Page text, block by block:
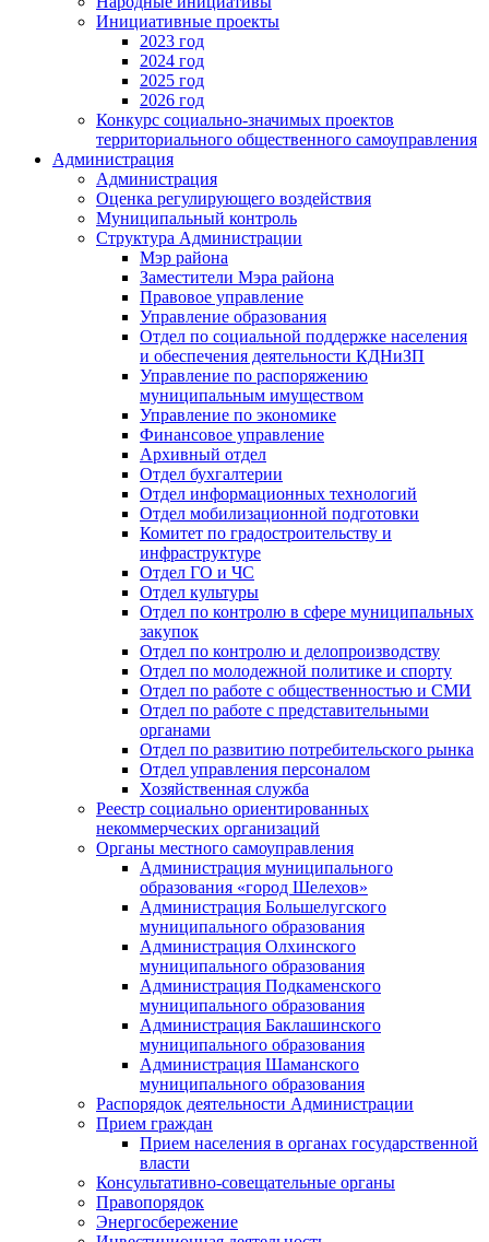
Инициативные проекты
2023 год
2024 год
2025 год
2026 год
Конкурс социально-значимых проектов
территориального общественного самоуправления
Администрация
Администрация
Оценка регулирующего воздействия
Муниципальный контроль
Структура Администрации
Мэр района
Заместители Мэра района
Правовое управление
Управление образования
Отдел по социальной поддержке населения
и обеспечения деятельности КДНиЗП
Управление по распоряжению
муниципальным имуществом
Управление по экономике
Финансовое управление
Архивный отдел
Отдел бухгалтерии
Отдел информационных технологий
Отдел мобилизационной подготовки
Комитет по градостроительству и
инфраструктуре
Отдел ГО и ЧС
Отдел культуры
Отдел по контролю в сфере муниципальных
закупок
Отдел по контролю и делопроизводству
Отдел по молодежной политике и спорту
Отдел по работе с общественностью и СМИ
Отдел по работе с представительными
органами
Отдел по развитию потребительского рынка
Отдел управления персоналом
Хозяйственная служба
Реестр социально ориентированных
некоммерческих организаций
Органы местного самоуправления
Администрация муниципального
образования «город Шелехов»
Администрация Большелугского
муниципального образования
Администрация Олхинского
муниципального образования
Администрация Подкаменского
муниципального образования
Администрация Баклашинского
муниципального образования
Администрация Шаманского
муниципального образования
Распорядок деятельности Администрации
Прием граждан
Прием населения в органах государственной
власти
Консультативно-совещательные органы
Правопорядок
Энергосбережение